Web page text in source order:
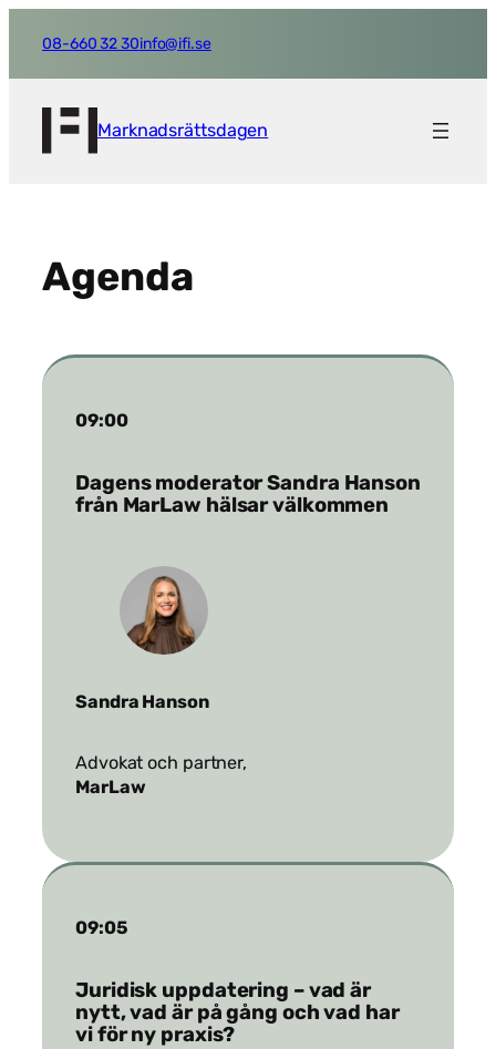
08-660 32 30info@ifi.se
Marknadsrättsdagen
Agenda
09:00
Dagens moderator Sandra Hanson
från MarLaw hälsar välkommen
Sandra Hanson
Advokat och partner,
MarLaw
09:05
Juridisk uppdatering – vad är
nytt, vad är på gång och vad har
vi för ny praxis?